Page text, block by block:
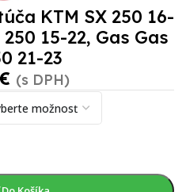
KTM SX 250 16-
15-22, Gas Gas
21-23
(s DPH)